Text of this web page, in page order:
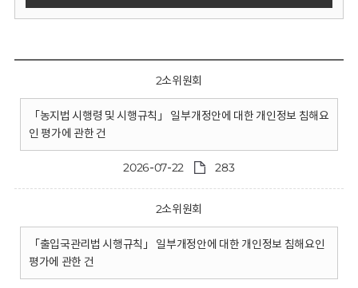
2소위원회
「농지법 시행령 및 시행규칙」 일부개정안에 대한 개인정보 침해요
인 평가에 관한 건
2026-07-22 283
2소위원회
「출입국관리법 시행규칙」 일부개정안에 대한 개인정보 침해요인
평가에 관한 건